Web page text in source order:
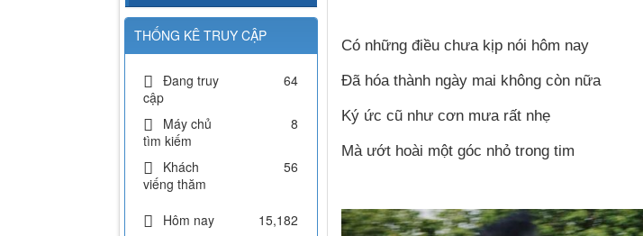
Có những điều chưa kịp nói hôm nay
Đã hóa thành ngày mai không còn nữa
Ký ức cũ như cơn mưa rất nhẹ
Mà ướt hoài một góc nhỏ trong tim
THỐNG KÊ TRUY CẬP
Đang truy
cập
64
Máy chủ
tìm kiếm
8
Khách
viếng thăm
56
Hôm nay
15,182